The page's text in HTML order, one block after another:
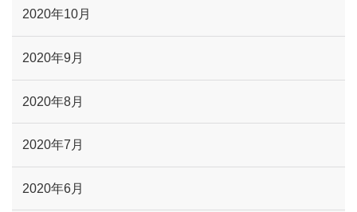
2020年10月
2020年9月
2020年8月
2020年7月
2020年6月